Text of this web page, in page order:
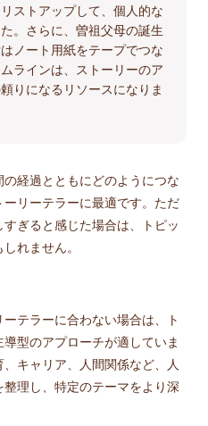
ストアップして、個人的な
。さらに、曽祖父母の誕生
ノート用紙をテープでつな
ラインは、ストーリーのア
りになるリソースになりま
経過とともにどのようにつな
リーテラーに最適です。ただ
ぎると感じた場合は、トピッ
れません。
テラーに合わない場合は、ト
型のアプローチが適していま
キャリア、人間関係など、人
理し、特定のテーマをより深